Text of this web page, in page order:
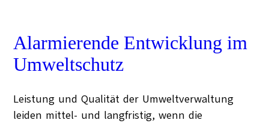
Alarmierende Entwicklung im
Umweltschutz
Leistung und Qualität der Umweltverwaltung
leiden mittel- und langfristig, wenn die